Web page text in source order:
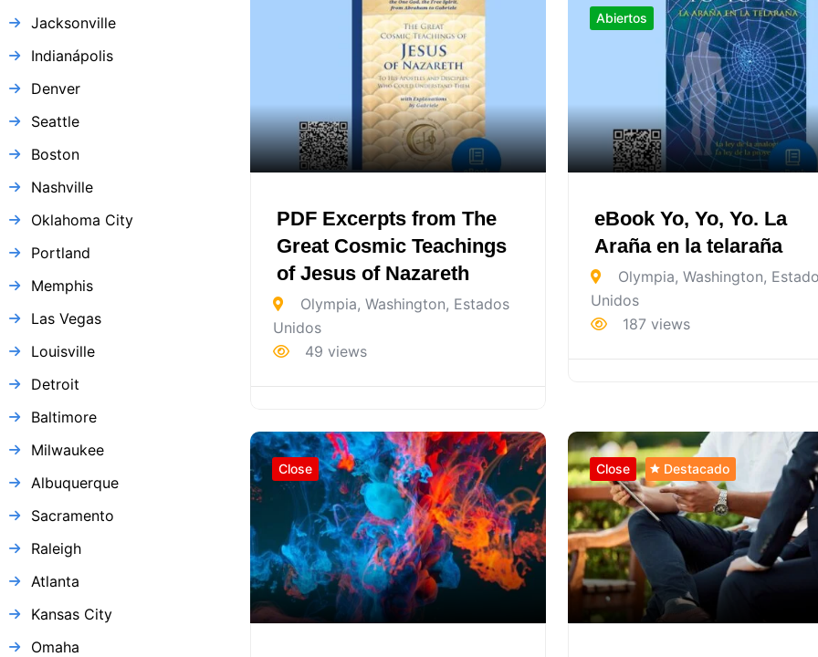
Jacksonville
Indianápolis
Denver
Seattle
Boston
Nashville
Oklahoma City
Portland
Memphis
Las Vegas
Louisville
Detroit
Baltimore
Milwaukee
Albuquerque
Sacramento
Raleigh
Atlanta
Kansas City
Omaha
PDF Excerpts from The
Great Cosmic Teachings
of Jesus of Nazareth
Olympia, Washington, Estados
Unidos
49 views
Abiertos
eBook Yo, Yo, Yo. La
Araña en la telaraña
Olympia, Washington,
Unidos
187 views
Close Close Destacado